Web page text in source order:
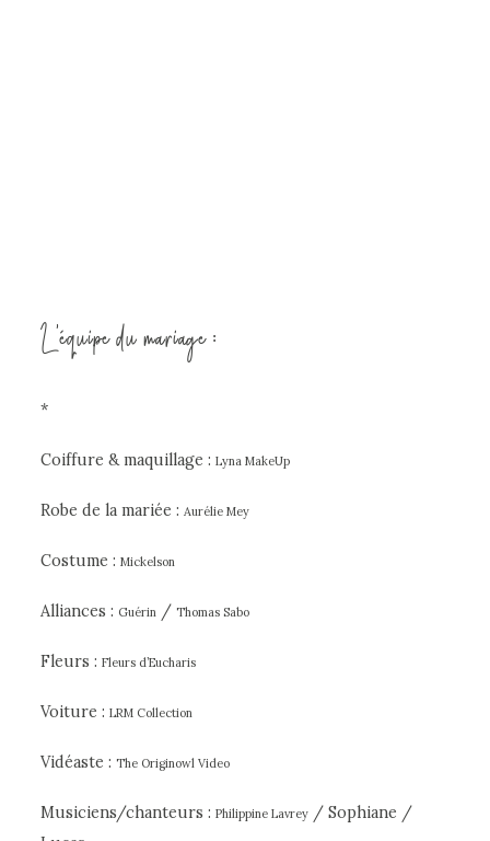
L’équipe du mariage :
*
Coiffure & maquillage :Lyna MakeUp
Robe de la mariée :Aurélie Mey
Costume :Mickelson
Alliances : Guérin /Thomas Sabo
Fleurs :Fleurs d’Eucharis
Voiture :LRM Collection
Vidéaste :The Originowl Video
Musiciens/chanteurs :Philippine Lavrey / Sophiane /